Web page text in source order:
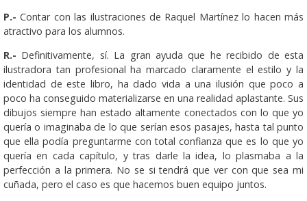
P.- Contar con las ilustraciones de Raquel Martínez lo hacen más
atractivo para los alumnos.
R.- Definitivamente, sí. La gran ayuda que he recibido de esta
ilustradora tan profesional ha marcado claramente el estilo y la
identidad de este libro, ha dado vida a una ilusión que poco a
poco ha conseguido materializarse en una realidad aplastante. Sus
dibujos siempre han estado altamente conectados con lo que yo
quería o imaginaba de lo que serían esos pasajes, hasta tal punto
que ella podía preguntarme con total confianza que es lo que yo
quería en cada capítulo, y tras darle la idea, lo plasmaba a la
perfección a la primera. No se si tendrá que ver con que sea mi
cuñada, pero el caso es que hacemos buen equipo juntos.